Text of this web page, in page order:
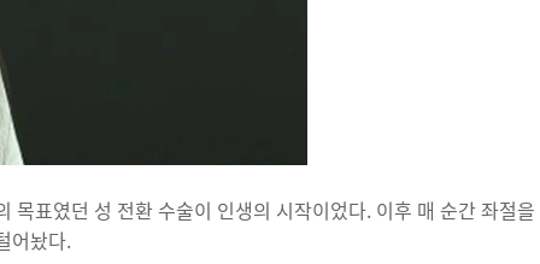
표였던 성 전환 수술이 인생의 시작이었다. 이후 매 순간 좌절을
어놨다.